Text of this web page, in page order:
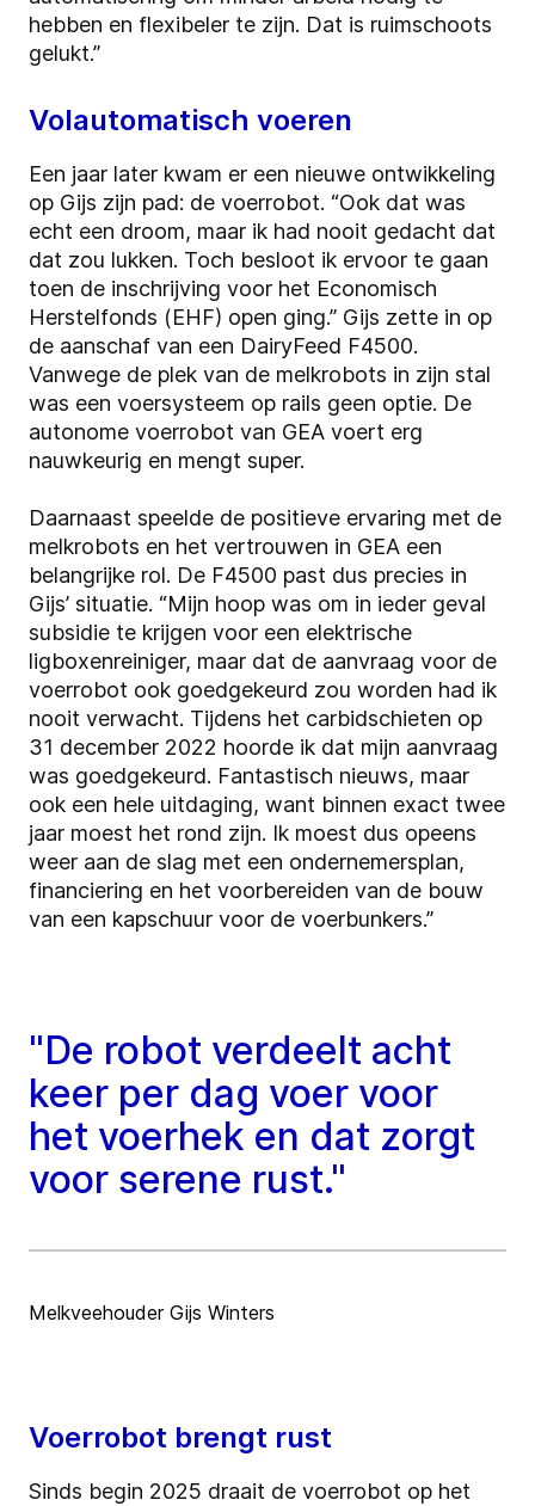
hebben en flexibeler te zijn. Dat is ruimschoots
gelukt.”
Volautomatisch voeren
Een jaar later kwam er een nieuwe ontwikkeling
op Gijs zijn pad: de voerrobot. “Ook dat was
echt een droom, maar ik had nooit gedacht dat
dat zou lukken. Toch besloot ik ervoor te gaan
toen de inschrijving voor het Economisch
Herstelfonds (EHF) open ging.” Gijs zette in op
de aanschaf van een DairyFeed F4500.
Vanwege de plek van de melkrobots in zijn stal
was een voersysteem op rails geen optie. De
autonome voerrobot van GEA voert erg
nauwkeurig en mengt super.
Daarnaast speelde de positieve ervaring met de
melkrobots en het vertrouwen in GEA een
belangrijke rol. De F4500 past dus precies in
Gijs’ situatie. “Mijn hoop was om in ieder geval
subsidie te krijgen voor een elektrische
ligboxenreiniger, maar dat de aanvraag voor de
voerrobot ook goedgekeurd zou worden had ik
nooit verwacht. Tijdens het carbidschieten op
31 december 2022 hoorde ik dat mijn aanvraag
was goedgekeurd. Fantastisch nieuws, maar
ook een hele uitdaging, want binnen exact twee
jaar moest het rond zijn. Ik moest dus opeens
weer aan de slag met een ondernemersplan,
financiering en het voorbereiden van de bouw
van een kapschuur voor de voerbunkers.”
"De robot verdeelt acht
keer per dag voer voor
het voerhek en dat zorgt
voor serene rust."
Melkveehouder Gijs Winters
Voerrobot brengt rust
Sinds begin 2025 draait de voerrobot op het